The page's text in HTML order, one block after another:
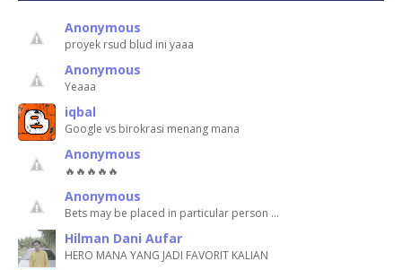
Anonymous
proyek rsud blud ini yaaa
Anonymous
Yeaaa
iqbal
Google vs birokrasi menang mana
Anonymous
🔥🔥🔥🔥🔥
Anonymous
Bets may be placed in particular person …
Hilman Dani Aufar
HERO MANA YANG JADI FAVORIT KALIAN